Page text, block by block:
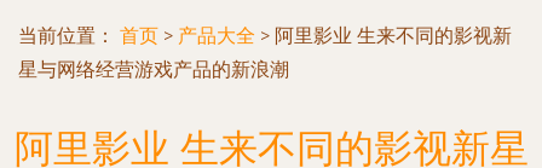
当前位置： 首页 > 产品大全 > 阿里影业 生来不同的影视新
星与网络经营游戏产品的新浪潮
阿里影业 生来不同的影视新星